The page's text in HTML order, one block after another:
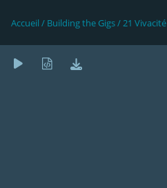
Accueil / Building the Gigs/21 Vivacité